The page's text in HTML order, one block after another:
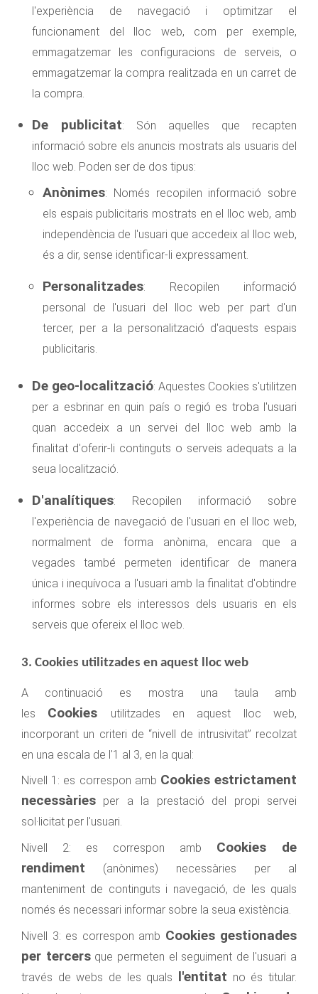
l'experiència de navegació i optimitzar el
funcionament del lloc web, com per exemple,
emmagatzemar les configuracions de serveis, o
emmagatzemar la compra realitzada en un carret de
la compra.
De publicitat: Són aquelles que recapten
informació sobre els anuncis mostrats als usuaris del
lloc web. Poden ser de dos tipus:
Anònimes: Només recopilen informació sobre
els espais publicitaris mostrats en el lloc web, amb
independència de l'usuari que accedeix al lloc web,
és a dir, sense identificar-li expressament.
Personalitzades: Recopilen informació
personal de l'usuari del lloc web per part d'un
tercer, per a la personalització d'aquests espais
publicitaris.
De geo-localització: Aquestes Cookies s'utilitzen
per a esbrinar en quin país o regió es troba l'usuari
quan accedeix a un servei del lloc web amb la
finalitat d'oferir-li continguts o serveis adequats a la
seua localització.
D'analítiques: Recopilen informació sobre
l'experiència de navegació de l'usuari en el lloc web,
normalment de forma anònima, encara que a
vegades també permeten identificar de manera
única i inequívoca a l'usuari amb la finalitat d'obtindre
informes sobre els interessos dels usuaris en els
serveis que ofereix el lloc web.
3. Cookies utilitzades en aquest lloc web
A continuació es mostra una taula amb
les Cookies
utilitzades en aquest lloc web,
incorporant un criteri de “nivell de intrusivitat” recolzat
en una escala de l'1 al 3, en la qual:
Nivell 1: es correspon amb Cookies estrictament
necessàries per a la prestació del propi servei
sol·licitat per l'usuari.
Nivell 2: es correspon amb Cookies de
rendiment (anònimes) necessàries per al
manteniment de continguts i navegació, de les quals
només és necessari informar sobre la seua existència.
Nivell 3: es correspon amb Cookies gestionades
per tercersque permeten el seguiment de l'usuari a
través de webs de les quals l'entitat no és titular.